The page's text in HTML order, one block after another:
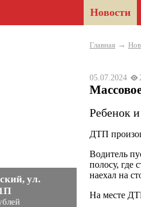
Новости
ул.
Главная →
05.07.2024
Ребенок
ДТП
Водитель
полосу, где
наехал на
На месте